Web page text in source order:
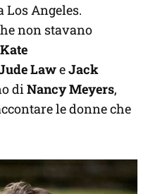
Angeles.
non stavano
Kate
LaweJack
diNancy Meyers,
le donne che